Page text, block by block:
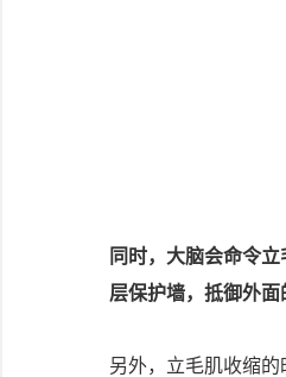
同时，大脑会命令
层保护墙，抵御外面
另外，立毛肌收缩